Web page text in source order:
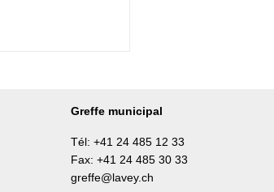
Greffe municipal
Tél: +41 24 485 12 33
Fax: +41 24 485 30 33
greffe@lavey.ch